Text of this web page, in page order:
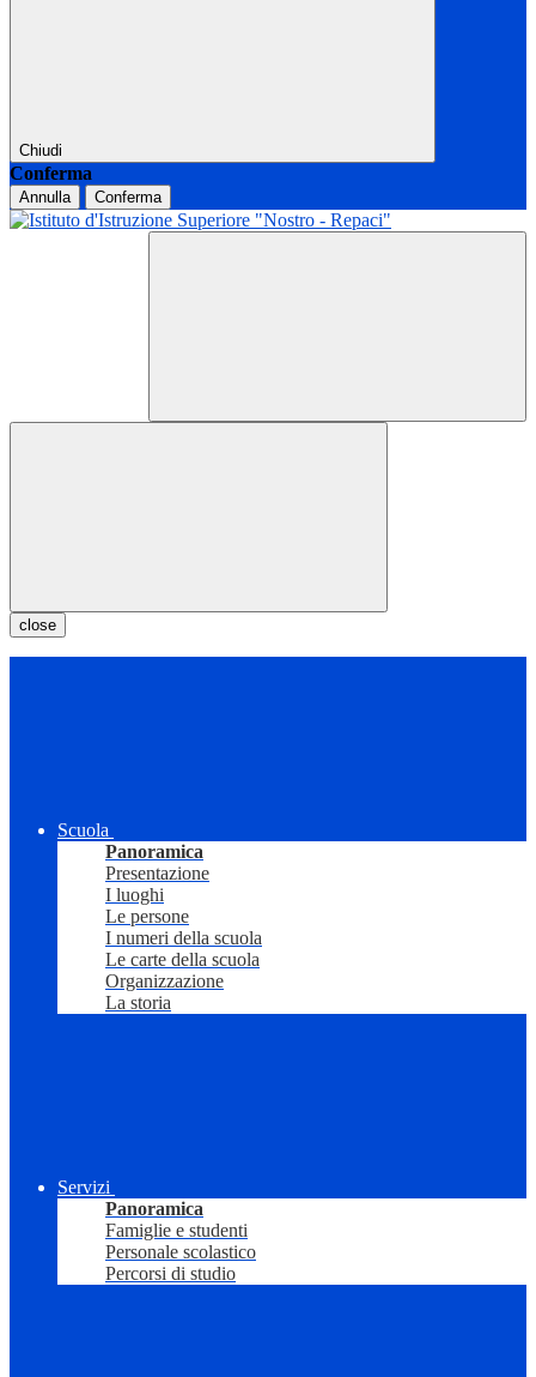
Chiudi
Conferma
Annulla Conferma
close
Scuola
Panoramica
Presentazione
I luoghi
Le persone
I numeri della scuola
Le carte della scuola
Organizzazione
La storia
Servizi
Panoramica
Famiglie e studenti
Personale scolastico
Percorsi di studio